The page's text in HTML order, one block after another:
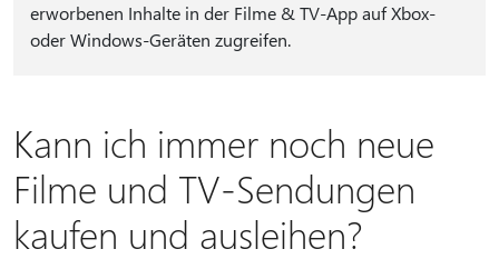
erworbenen Inhalte in der Filme & TV-App auf Xbox-
oder Windows-Geräten zugreifen.
Kann ich immer noch neue
Filme und TV-Sendungen
kaufen und ausleihen?